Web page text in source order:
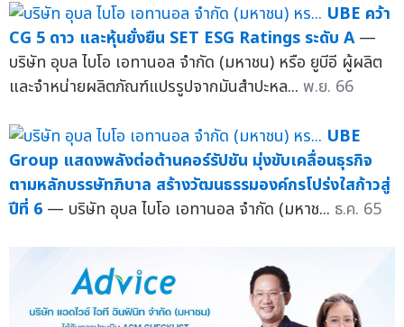
UBE คว้า
CG 5 ดาว และหุ้นยั่งยืน SET ESG Ratings ระดับ A —
บริษัท อุบล ไบโอ เอทานอล จำกัด (มหาชน) หรือ ยูบีอี ผู้ผลิต
และจำหน่ายผลิตภัณฑ์แปรรูปจากมันสำปะหล... พ.ย. 66
UBE
Group แสดงพลังต่อต้านคอร์รัปชัน มุ่งขับเคลื่อนธุรกิจ
ตามหลักบรรษัทภิบาล สร้างวัฒนธรรมองค์กรโปร่งใสก้าวสู่
ปีที่ 6 — บริษัท อุบล ไบโอ เอทานอล จำกัด (มหาช... ธ.ค. 65